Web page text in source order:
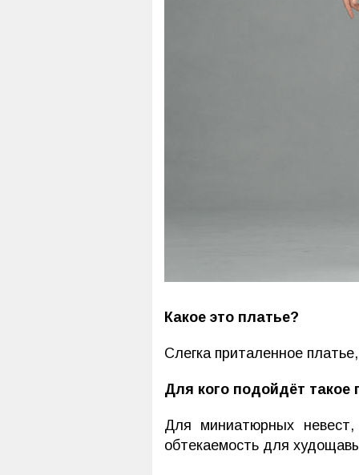
Какое это платье?
Слегка приталенное
Для кого подойдёт такое
Для миниатюрных
обтекаемость для